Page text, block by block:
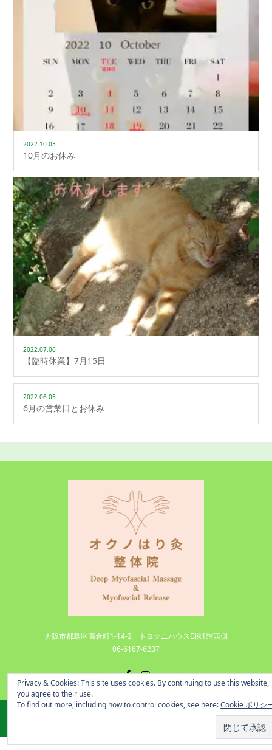
2022.10.03
10月のお休み
2022.07.06
【臨時休業】7月15日
2022.06.05
6月の営業日とお休み
大阪市都島区高倉町1-14-2 トヨクニハウスE棟1階西側
06-6167-6237
Facebook
Instagram
Privacy & Cookies: This site uses cookies. By continuing to use this website,
you agree to their use.
To find out more, including how to control cookies, see here:Cookie ポリシ